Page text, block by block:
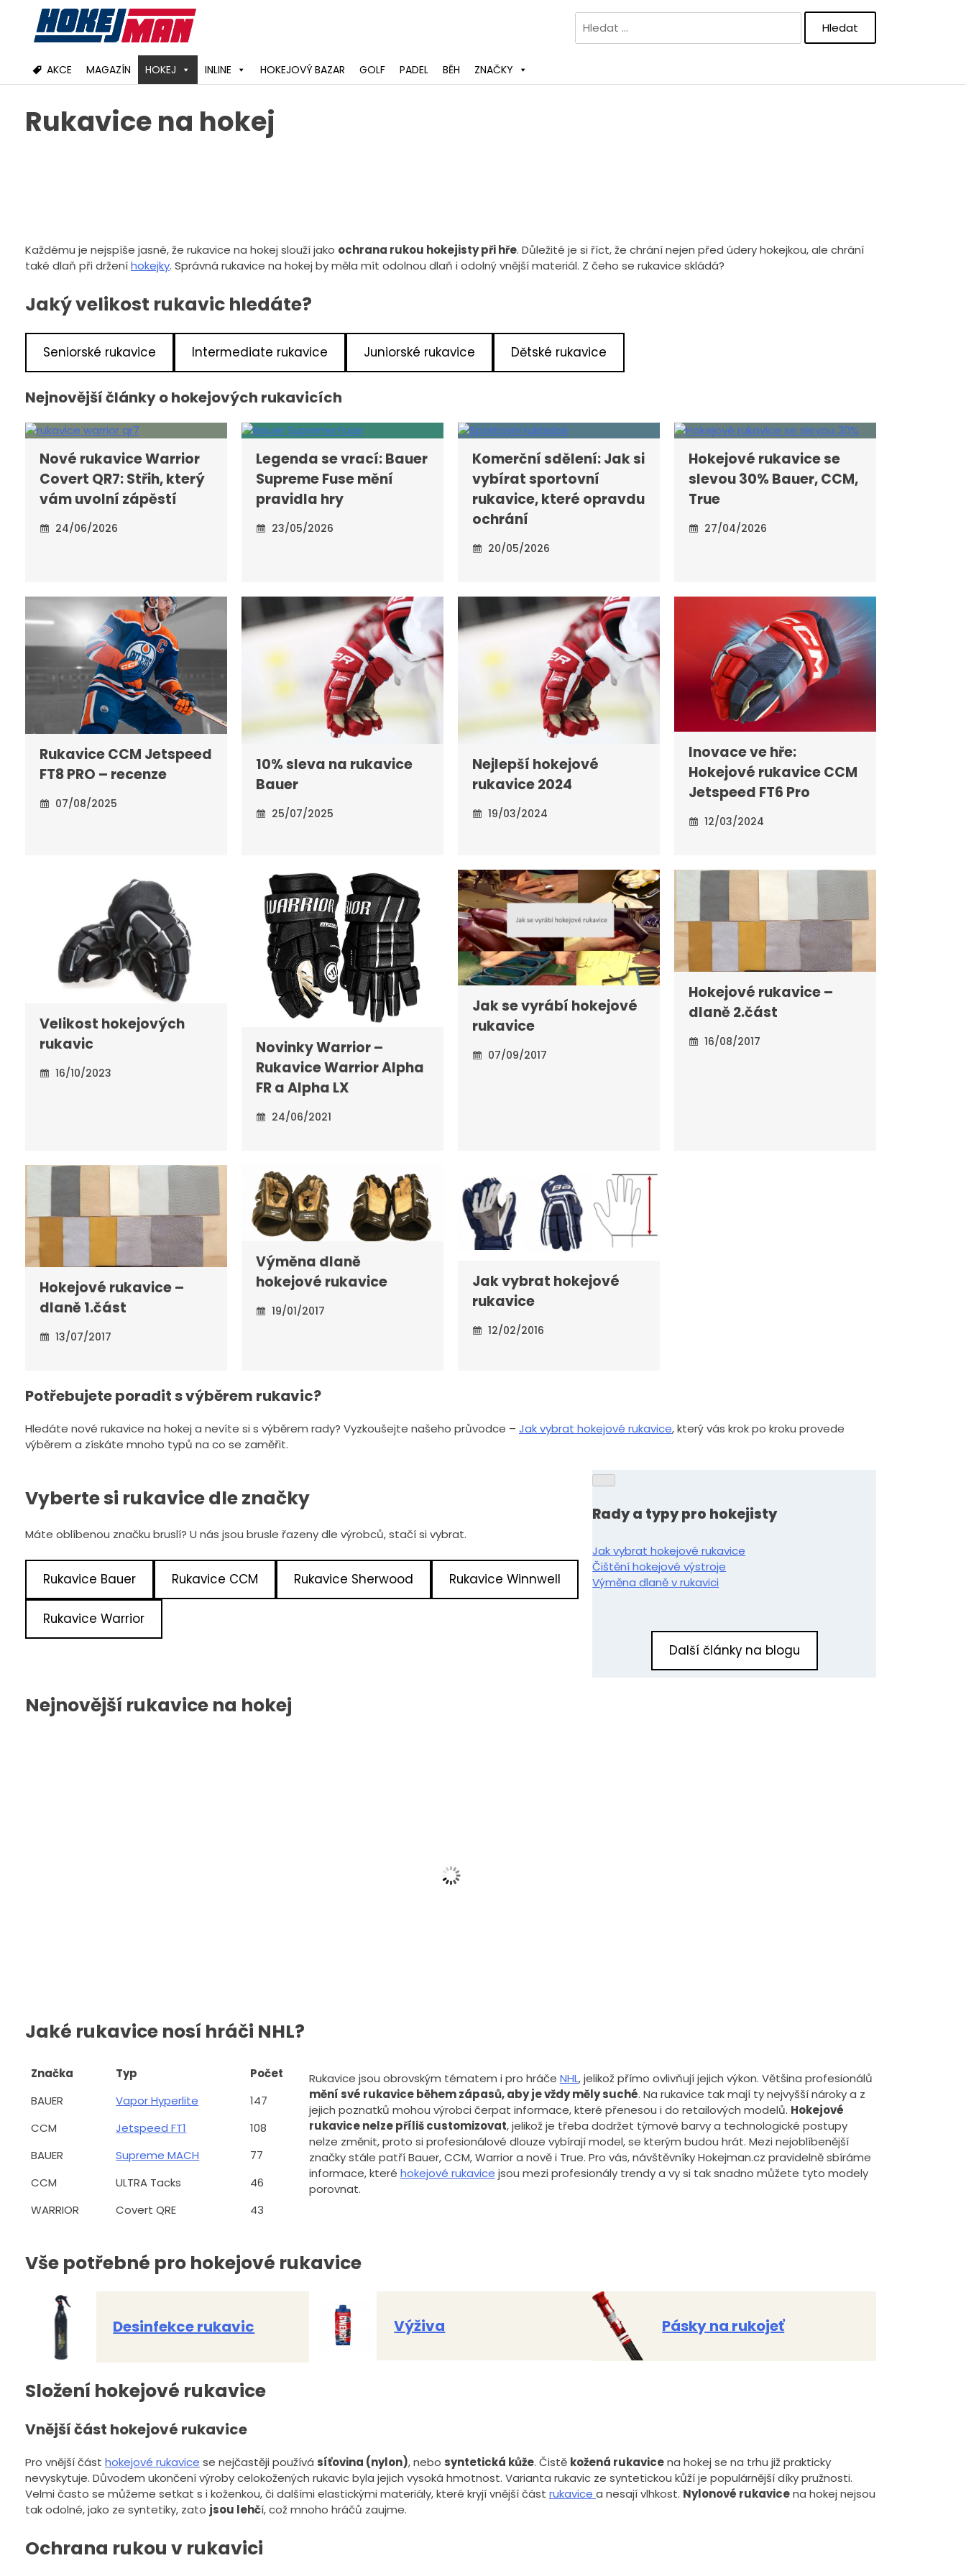
content
Vyhledávání
AKCE MAGAZÍN HOKEJ INLINE HOKEJOVÝ BAZAR GOLF PADEL BĚH ZNAČKY
Rukavice na hokej
Každému je nejspíše jasné, že rukavice na hokej slouží jako ochrana rukou hokejisty při hře. Důležité je si říct, že chrání nejen před údery hokejkou, ale chrání
také dlaň při drženíhokejky. Správná rukavice na hokej by měla mít odolnou dlaň i odolný vnější materiál. Z čeho se rukavice skládá?
Jaký velikost rukavic hledáte?
Seniorské rukavice Intermediate rukavice Juniorské rukavice Dětské rukavice
Nejnovější články o hokejových rukavicích
Nové rukavice Warrior
Covert QR7: Střih, který
vám uvolní zápěstí
24/06/2026
Legenda se vrací: Bauer
Supreme Fuse mění
pravidla hry
23/05/2026
Komerční sdělení: Jak si
vybírat sportovní
rukavice, které opravdu
ochrání
20/05/2026
Hokejové rukavice se
slevou 30% Bauer, CCM,
True
27/04/2026
Rukavice CCM Jetspeed
FT8 PRO – recenze
07/08/2025
10% sleva na rukavice
Bauer
25/07/2025
Nejlepší hokejové
rukavice 2024
19/03/2024
Inovace ve hře:
Hokejové rukavice CCM
Jetspeed FT6 Pro
12/03/2024
Velikost hokejových
rukavic
16/10/2023
Novinky Warrior –
Rukavice Warrior Alpha
FR a Alpha LX
24/06/2021
Jak se vyrábí hokejové
rukavice
07/09/2017
Hokejové rukavice –
dlaně 2.část
16/08/2017
Hokejové rukavice –
dlaně 1.část
13/07/2017
Výměna dlaně
hokejové rukavice
19/01/2017
Jak vybrat hokejové
rukavice
12/02/2016
Potřebujete poradit s výběrem rukavic?
Hledáte nové rukavice na hokej a nevíte si s výběrem rady? Vyzkoušejte našeho průvodce – Jak vybrat hokejové rukavice, který vás krok po kroku provede
výběrem a získáte mnoho typů na co se zaměřit.
Vyberte si rukavice dle značky
Máte oblíbenou značku bruslí? U nás jsou brusle řazeny dle výrobců, stačí si vybrat.
Rukavice Bauer Rukavice CCM Rukavice Sherwood Rukavice Winnwell
Rukavice Warrior
Rady a typy pro hokejisty
Jak vybrat hokejové rukavice
Čištění hokejové výstroje
Výměna dlaně v rukavici
Další články na blogu
Nejnovější rukavice na hokej
Jaké rukavice nosí hráči NHL?
Značka Typ
Počet
BAUER
Vapor Hyperlite
147
CCM
Jetspeed FT1
108
BAUER
Supreme MACH
77
CCM
ULTRA Tacks
46
WARRIOR
Covert QRE 43
Rukavice jsou obrovským tématem i pro hráče NHL, jelikož přímo ovlivňují jejich výkon. Většina profesionálů
mění své rukavice během zápasů, aby je vždy měly suché. Na rukavice tak mají ty nejvyšší nároky a z
jejich poznatků mohou výrobci čerpat informace, které přenesou i do retailových modelů. Hokejové
rukavice nelze příliš customizovat, jelikož je třeba dodržet týmové barvy a technologické postupy
nelze změnit, proto si profesionálové dlouze vybírají model, se kterým budou hrát. Mezi nejoblíbenější
značky stále patří Bauer, CCM, Warrior a nově i True. Pro vás, návštěvníky Hokejman.cz pravidelně sbíráme
informace, které hokejové rukavice jsou mezi profesionály trendy a vy si tak snadno můžete tyto modely
porovnat.
Vše potřebné pro hokejové rukavice
Desinfekce rukavic Výživa Pásky na rukojeť
Složení hokejové rukavice
Vnější část hokejové rukavice
Pro vnější část hokejové rukavice se nejčastěji používá síťovina (nylon), nebo syntetická kůže. Čistě kožená rukavicena hokej se na trhu již prakticky
nevyskytuje. Důvodem ukončení výroby celokožených rukavic byla jejich vysoká hmotnost. Varianta rukavic ze syntetickou kůží je populárnější díky pružnosti.
Velmi často se můžeme setkat s i koženkou, či dalšími elastickými materiály, které kryjí vnější část rukavice a nesají vlhkost. Nylonové rukavicena hokej nejsou
tak odolné, jako ze syntetiky, zato jsou lehčí, což mnoho hráčů zaujme.
Ochrana rukou v rukavici